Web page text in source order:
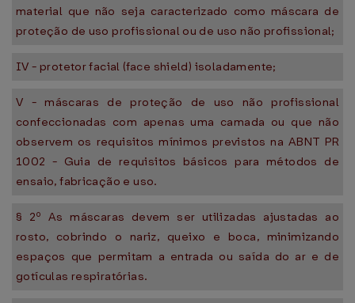
material que não seja caracterizado como máscara de
proteção de uso profissional ou de uso não profissional;
IV - protetor facial (face shield) isoladamente;
V - máscaras de proteção de uso não profissional
confeccionadas com apenas uma camada ou que não
observem os requisitos mínimos previstos na ABNT PR
1002 - Guia de requisitos básicos para métodos de
ensaio, fabricação e uso.
§ 2º As máscaras devem ser utilizadas ajustadas ao
rosto, cobrindo o nariz, queixo e boca, minimizando
espaços que permitam a entrada ou saída do ar e de
gotículas respiratórias.